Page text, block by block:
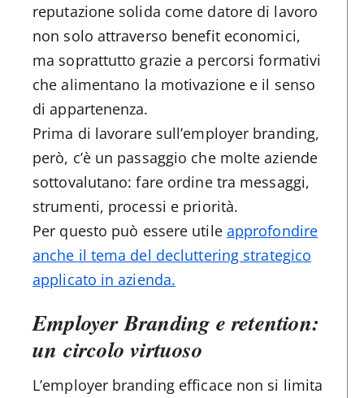
reputazione solida come datore di lavoro
non solo attraverso benefit economici,
ma soprattutto grazie a percorsi formativi
che alimentano la motivazione e il senso
di appartenenza.
Prima di lavorare sull’employer branding,
però, c’è un passaggio che molte aziende
sottovalutano: fare ordine tra messaggi,
strumenti, processi e priorità.
Per questo può essere utile approfondire
anche il tema del decluttering strategico
applicato in azienda.
Employer Branding e retention:
un circolo virtuoso
L’employer branding efficace non si limita